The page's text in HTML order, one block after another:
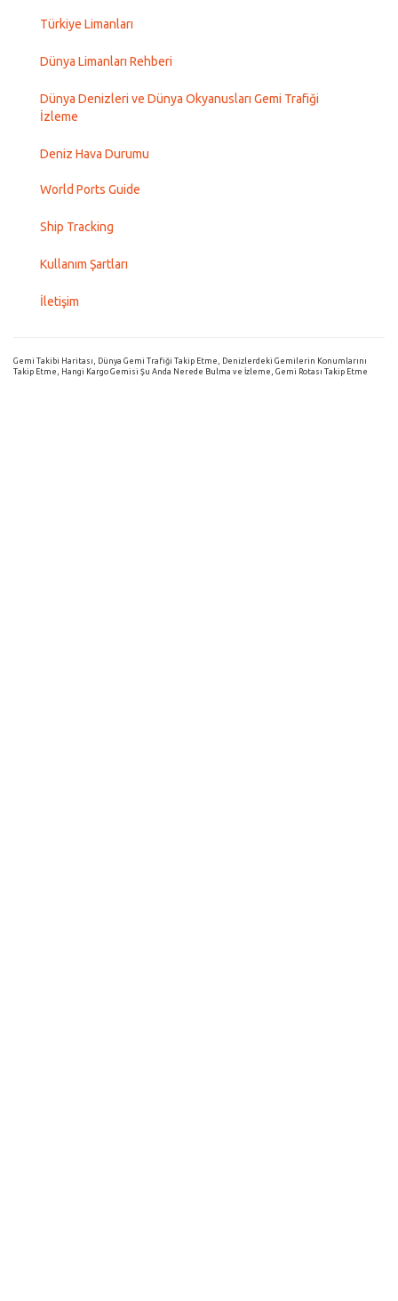
Türkiye Limanları
Dünya Limanları Rehberi
Dünya Denizleri ve Dünya Okyanusları Gemi Trafiği
İzleme
Deniz Hava Durumu
World Ports Guide
Ship Tracking
Kullanım Şartları
İletişim
Gemi Takibi Haritası, Dünya Gemi Trafiği Takip Etme, Denizlerdeki Gemilerin Konumlarını
Takip Etme, Hangi Kargo Gemisi Şu Anda Nerede Bulma ve İzleme, Gemi Rotası Takip Etme